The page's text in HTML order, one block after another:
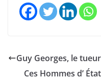
Guy Georges, le
Ces Hommes d’